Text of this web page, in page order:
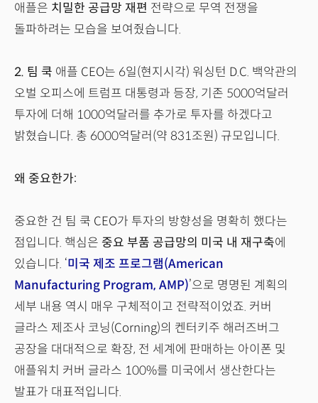
애플은 치밀한 공급망 재편 전략으로 무역 전쟁을
돌파하려는 모습을 보여줬습니다.
2. 팀 쿡 애플 CEO는 6일(현지시각) 워싱턴 D.C. 백악관의
오벌 오피스에 트럼프 대통령과 등장, 기존 5000억달러
투자에 더해 1000억달러를 추가로 투자를 하겠다고
밝혔습니다. 총 6000억달러(약 831조원) 규모입니다.
왜 중요한가:
중요한 건 팀 쿡 CEO가 투자의 방향성을 명확히 했다는
점입니다. 핵심은 중요 부품 공급망의 미국 내 재구축에
있습니다. ‘미국 제조 프로그램(American
Manufacturing Program, AMP)’으로 명명된 계획의
세부 내용 역시 매우 구체적이고 전략적이었죠. 커버
글라스 제조사 코닝(Corning)의 켄터키주 해러즈버그
공장을 대대적으로 확장, 전 세계에 판매하는 아이폰 및
애플워치 커버 글라스 100%를 미국에서 생산한다는
발표가 대표적입니다.